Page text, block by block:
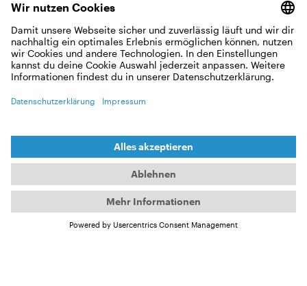
DIE FOTOS VON
FRAUEN SEHEN
ANDERS AUS ALS
DIE VON
MÄNNERN. ES IST
EINE ANDERE ART,
DIE DINGE ZU
SEHEN.